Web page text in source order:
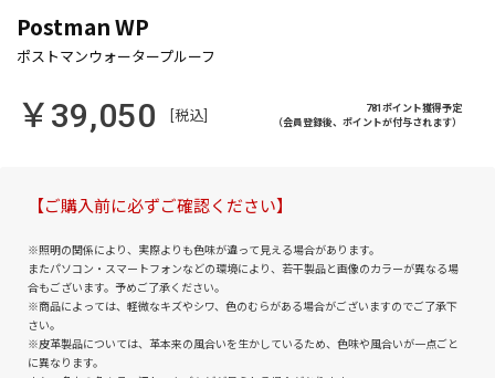
Postman WP
￥39,050 [税込]
781ポイント獲得予定
（会員登録後、ポイントが付与されます）
【ご購入前に必ずご確認ください】
※照明の関係により、実際よりも色味が違って見える場合があります。
またパソコン・スマートフォンなどの環境により、若干製品と画像のカラーが異なる場
合もございます。予めご了承ください。
※商品によっては、軽微なキズやシワ、色のむらがある場合がございますのでご了承下
さい。
※皮革製品については、革本来の風合いを生かしているため、色味や風合いが一点ごと
に異なります。